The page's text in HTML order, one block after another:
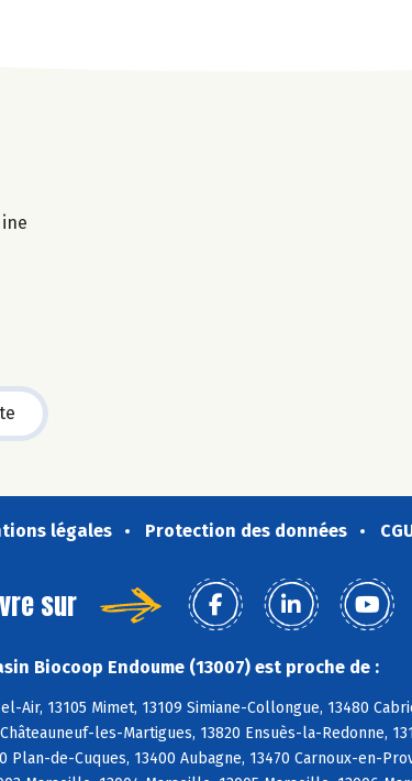
légales Protection des données
sur
Biocoop Endoume (13007) est proche de :
Air, 13105 Mimet, 13109 Simiane-Collongue, 13480
les-Martigues, 13820 Ensuès-la-Redonne,
Plan-de-Cuques, 13400 Aubagne, 13470 Carnoux-en-